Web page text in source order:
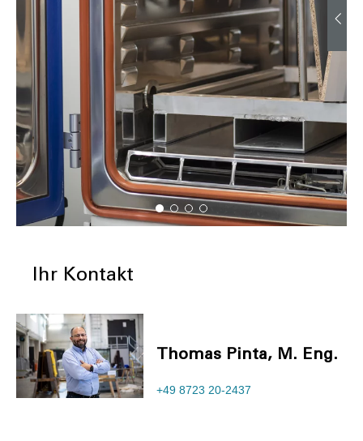
Ihr Kontakt
Thomas Pinta, M. Eng.
+49 8723 20-2437